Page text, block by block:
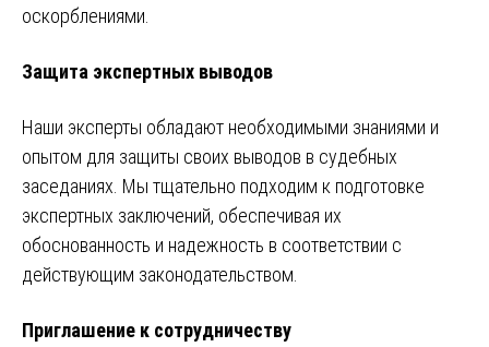
оскорблениями.
Защита экспертных выводов
Наши эксперты обладают необходимыми знаниями и
опытом для защиты своих выводов в судебных
заседаниях. Мы тщательно подходим к подготовке
экспертных заключений, обеспечивая их
обоснованность и надежность в соответствии с
действующим законодательством.
Приглашение к сотрудничеству